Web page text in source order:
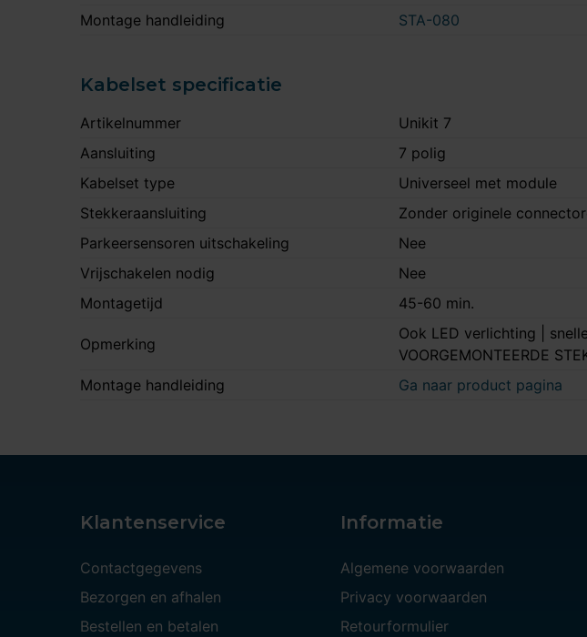
Montage handleiding
STA-080
Kabelset specificatie
Artikelnummer
Unikit 7
Aansluiting
7 polig
Kabelset type
Universeel met module
Stekkeraansluiting
Zonder originele
Parkeersensoren uitschakeling
Nee
Vrijschakelen nodig
Nee
Montagetijd
45-60 min.
Opmerking
Ook LED verlichting |
VOORGEMONTEERDE
Montage handleiding
Ga naar product pagina
Klantenservice
Contactgegevens
Bezorgen en afhalen
Bestellen en betalen
Informatie
Algemene voorwaarden
Privacy voorwaarden
Retourformulier